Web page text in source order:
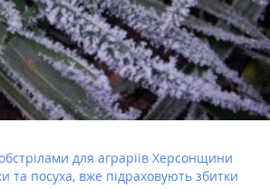
для аграріїв Херсонщини
та посуха, вже підраховують збитки